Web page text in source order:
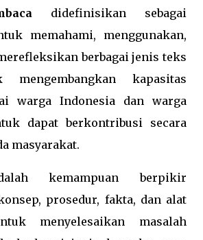
didefinisikan sebagai
memahami, menggunakan,
berbagai jenis teks
kapasitas
warga Indonesia dan warga
dapat berkontribusi secara
masyarakat.
kemampuan berpikir
prosedur, fakta, dan alat
menyelesaikan masalah